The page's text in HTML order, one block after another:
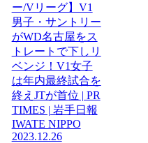
ー/Vリーグ】V1
男子・サントリー
がWD名古屋をス
トレートで下しリ
ベンジ！V1女子
は年内最終試合を
終えJTが首位 | PR
TIMES | 岩手日報
IWATE NIPPO
2023.12.26